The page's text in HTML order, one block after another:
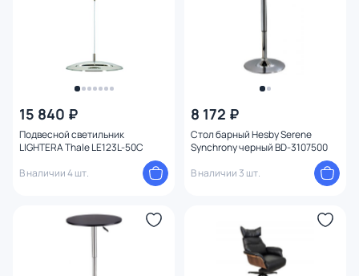
15 840 ₽
Подвесной светильник
LIGHTERA Thale LE123L-50C
В наличии 4 шт.
8 172 ₽
Стол барный Hesby Serene
Synchrony черный BD-3107500
В наличии 3 шт.